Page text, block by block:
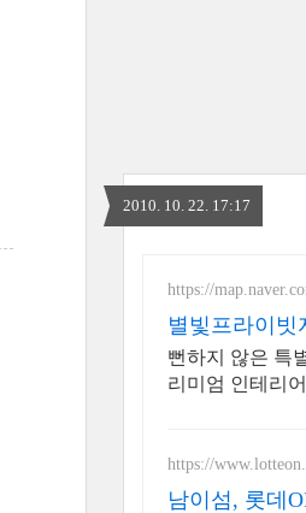
2010. 10. 22. 17:17
https://
별빛프라이
뻔하지 않은 특
리미엄 인테리
https://
남이섬, 롯데